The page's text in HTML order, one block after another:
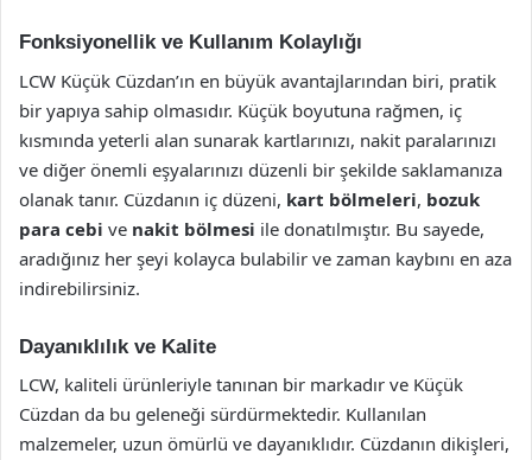
Fonksiyonellik ve Kullanım Kolaylığı
LCW Küçük Cüzdan’ın en büyük avantajlarından biri, pratik
bir yapıya sahip olmasıdır. Küçük boyutuna rağmen, iç
kısmında yeterli alan sunarak kartlarınızı, nakit paralarınızı
ve diğer önemli eşyalarınızı düzenli bir şekilde saklamanıza
olanak tanır. Cüzdanın iç düzeni, kart bölmeleri, bozuk
para cebi ve nakit bölmesi ile donatılmıştır. Bu sayede,
aradığınız her şeyi kolayca bulabilir ve zaman kaybını en aza
indirebilirsiniz.
Dayanıklılık ve Kalite
LCW, kaliteli ürünleriyle tanınan bir markadır ve Küçük
Cüzdan da bu geleneği sürdürmektedir. Kullanılan
malzemeler, uzun ömürlü ve dayanıklıdır. Cüzdanın dikişleri,